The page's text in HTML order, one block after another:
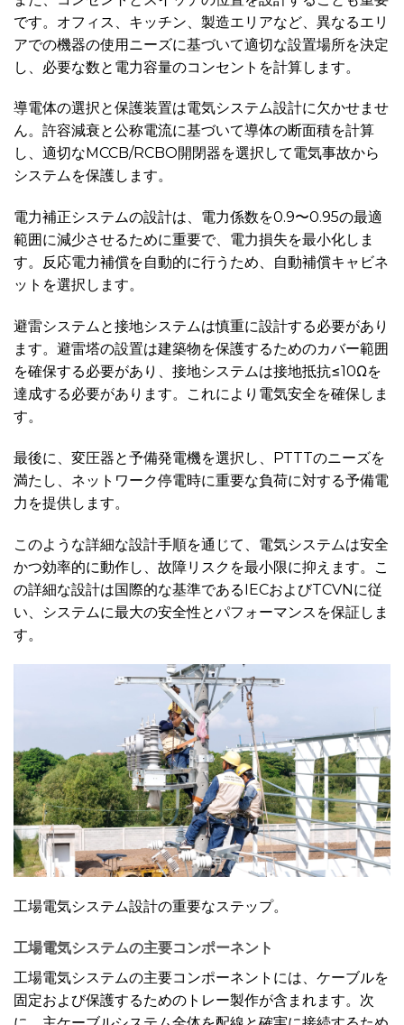
です。オフィス、キッチン、製造エリアなど、異なるエリ
アでの機器の使用ニーズに基づいて適切な設置場所を決定
し、必要な数と電力容量のコンセントを計算します。
導電体の選択と保護装置は電気システム設計に欠かせませ
ん。許容減衰と公称電流に基づいて導体の断面積を計算
し、適切なMCCB/RCBO開閉器を選択して電気事故から
システムを保護します。
電力補正システムの設計は、電力係数を0.9〜0.95の最適
範囲に減少させるために重要で、電力損失を最小化しま
す。反応電力補償を自動的に行うため、自動補償キャビネ
ットを選択します。
避雷システムと接地システムは慎重に設計する必要があり
ます。避雷塔の設置は建築物を保護するためのカバー範囲
を確保する必要があり、接地システムは接地抵抗≤10Ωを
達成する必要があります。これにより電気安全を確保しま
す。
最後に、変圧器と予備発電機を選択し、PTTTのニーズを
満たし、ネットワーク停電時に重要な負荷に対する予備電
力を提供します。
このような詳細な設計手順を通じて、電気システムは安全
かつ効率的に動作し、故障リスクを最小限に抑えます。こ
の詳細な設計は国際的な基準であるIECおよびTCVNに従
い、システムに最大の安全性とパフォーマンスを保証しま
す。
工場電気システム設計の重要なステップ。
工場電気システムの主要コンポーネント
工場電気システムの主要コンポーネントには、ケーブルを
固定および保護するためのトレー製作が含まれます。次